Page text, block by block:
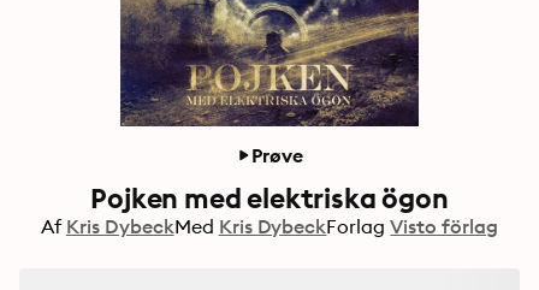
Prøve
Pojken med elektriska ögon
Af Kris DybeckMed Kris DybeckForlag Visto förlag